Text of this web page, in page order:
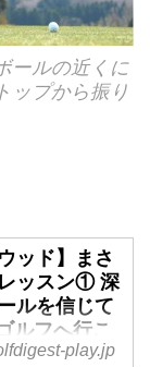
ールの近くに
ップから振り
ッド】まさ
ッスン① 深
ルを信じて
ルフへ行こ
ダイジェス
play.jp